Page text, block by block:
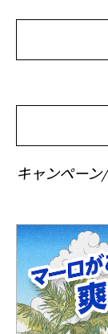
キャンペーン